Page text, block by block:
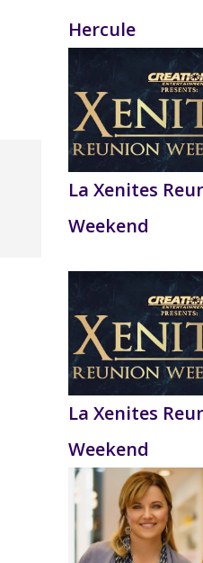
Hercule
La Xenites
Weekend
La Xenites
Weekend